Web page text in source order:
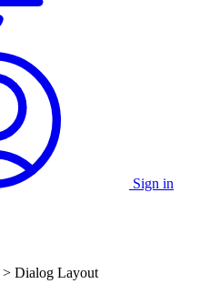
Sign in
> Dialog Layout